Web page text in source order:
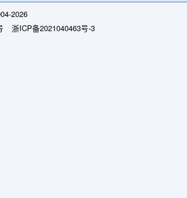
2026
浙ICP备2021040463号-3